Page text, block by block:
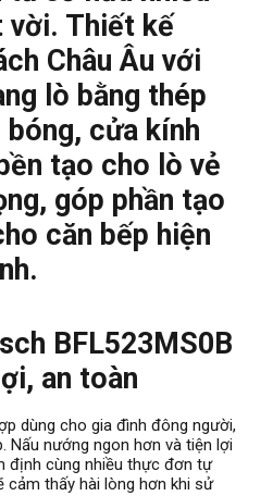
vời. Thiết kế
Châu Âu với
lò bằng thép
cửa kính
tạo cho lò vẻ
góp phần tạo
căn bếp hiện
BFL523MS0B
an toàn
dùng cho gia đình đông người,
Nấu nướng ngon hơn và tiện lợi
định cùng nhiều thực đơn tự
cảm thấy hài lòng hơn khi sử